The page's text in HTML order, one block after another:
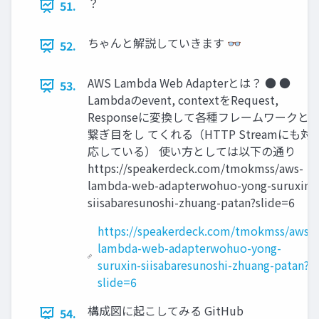
51.
52. ちゃんと解説していきます 👓
53.
AWS Lambda Web Adapterとは？ ● ●
Lambdaのevent, contextをRequest,
Responseに変換して各種フレームワークと
繋ぎ目をし てくれる（HTTP Streamにも対
応している） 使い方としては以下の通り
https://speakerdeck.com/tmokmss/aws-
lambda-web-adapterwohuo-yong-suruxin-
siisabaresunoshi-zhuang-patan?slide=6
https://speakerdeck.com/tmokmss/aws-
lambda-web-adapterwohuo-yong-
suruxin-siisabaresunoshi-zhuang-patan?
slide=6
54.
構成図に起こしてみる GitHub